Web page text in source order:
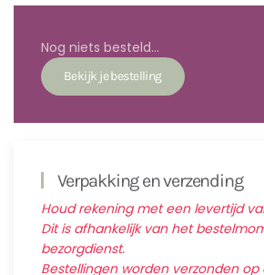
Nog niets besteld...
Verpakking en verzending
Houd rekening met een levertijd
Dit is afhankelijk van het
bezorgdienst.
Bestellingen worden verzonden op